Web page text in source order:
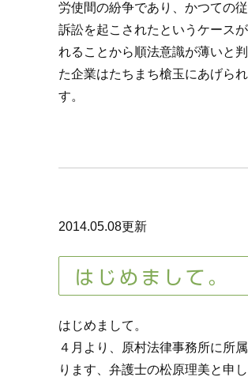
労使間の紛争であり、かつての
訴訟を起こされたというケース
れることから順法意識が薄いと
た企業はたちまち槍玉にあげら
す。
2014.05.08更新
はじめまして。
はじめまして。
４月より、原村法律事務所に所
ります、弁護士の松原理美と申し